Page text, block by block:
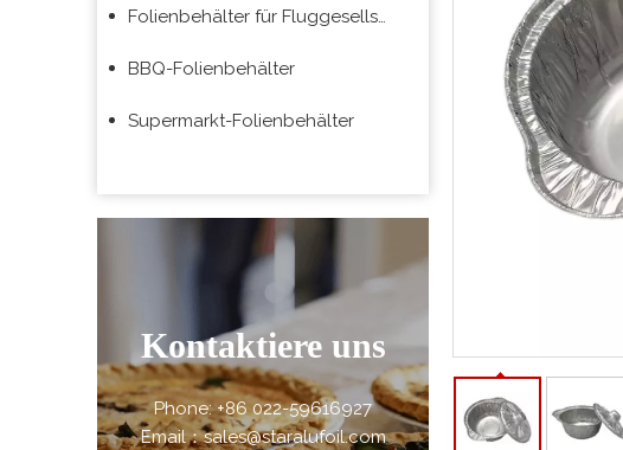
Folienbehälter für Fluggesellschaften
BBQ-Folienbehälter
Supermarkt-Folienbehälter
Kontaktiere uns
Phone: +86 022-59616927
Email：sales@staralufoil.com